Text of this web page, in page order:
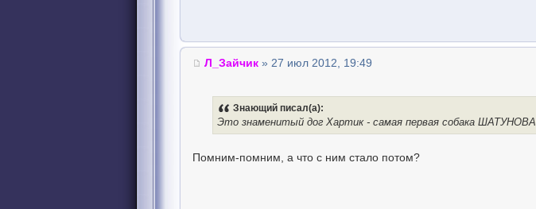
Л_Зайчик » 27 июл 2012, 19:49
Знающий писал(а):
Это знаменитый дог Хартик - самая первая собака ШАТУНОВА
Помним-помним, а что с ним стало потом?